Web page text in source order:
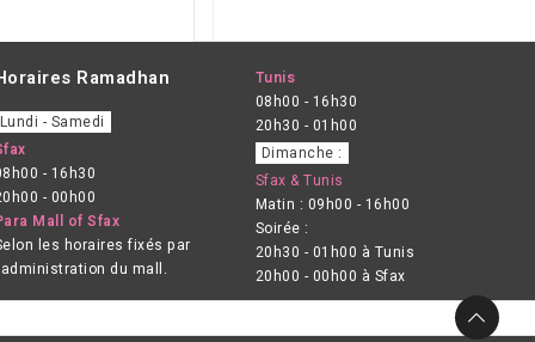
Ramadhan
Lundi - Samedi
- 16h30
- 00h00
Mall of Sfax
les horaires fixés par
du mall.
Tunis
08h00 - 16h30
20h30 - 01h00
Dimanche :
Sfax & Tunis
Matin : 09h00 - 16h00
Soirée :
20h30 - 01h00 à Tunis
20h00 - 00h00 à Sfax